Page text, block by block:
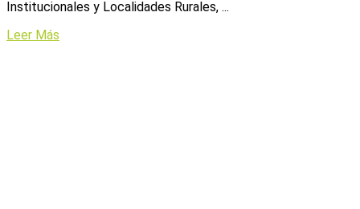
Institucionales y Localidades Rurales, ...
Leer Más